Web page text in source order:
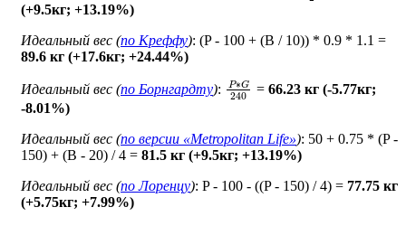
(+9.5кг; +13.19%)
Идеальный вес (по Креффу): (P - 100 + (B / 10)) * 0.9 * 1.1 =
89.6 кг (+17.6кг; +24.44%)
Идеальный вес (по Борнгардту): P∗G 240
=66.23 кг (-5.77кг;
-8.01%)
Идеальный вес (по версии «Metropolitan Life»): 50 + 0.75 * (P -
150) + (B - 20) / 4 = 81.5 кг (+9.5кг; +13.19%)
Идеальный вес (по Лоренцу): P - 100 - ((P - 150) / 4) = 77.75 кг
(+5.75кг; +7.99%)